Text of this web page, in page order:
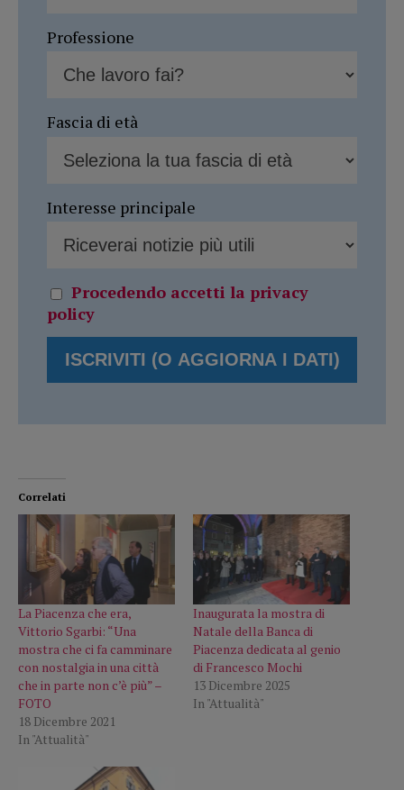
Professione
Fascia di età
Interesse principale
Procedendo accetti la privacy
policy
Correlati
La Piacenza che era,
Vittorio Sgarbi: “Una
mostra che ci fa camminare
con nostalgia in una città
che in parte non c’è più” –
FOTO
18 Dicembre 2021
In "Attualità"
Inaugurata la mostra di
Natale della Banca di
Piacenza dedicata al genio
di Francesco Mochi
13 Dicembre 2025
In "Attualità"